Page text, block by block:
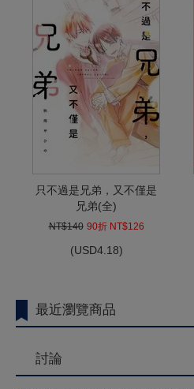
只不過是兄弟，又不僅是
兄弟(全)
NT$140 90折 NT$126
(USD4.18)
最近瀏覽商品
討論